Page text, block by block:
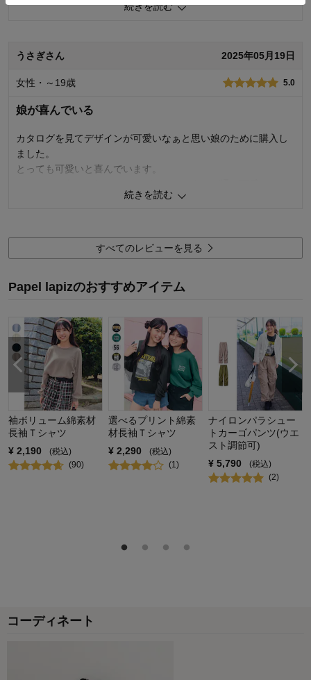
着心地･使用感
お子様の年齢：
続きを読む
うさぎさん 2025年05月19日
女性・～19歳 5.0
娘が喜んでいる
カタログを見てデザインが可愛いなぁと思い娘のために購入し
ました。
とっても可愛いと喜んでいます。
又、165サイズも作って頂けると有り難いです。
よろしくお願いします。
4 人が参考になりました
品質
お子さまのお気に入り度
5.0
デザイン
5.0
着心地･使用感
5.0
購入商品：
サックス, １６０
体型：
やせ型
お子さまの性別： 女の子
お子様の年齢： 13歳以上
続きを読む
すべてのレビューを見る
Papel lapizのおすすめアイテム
袖ボリューム綿素材
長袖Ｔシャツ
¥ 2,190
(税込)
(90)
選べるプリント綿素
材長袖Ｔシャツ
¥ 2,290
(税込)
(1)
ナイロンパラシュー
トカーゴパンツ(ウエ
スト調節可)
¥ 5,790
(税込)
(2)
コーディネート